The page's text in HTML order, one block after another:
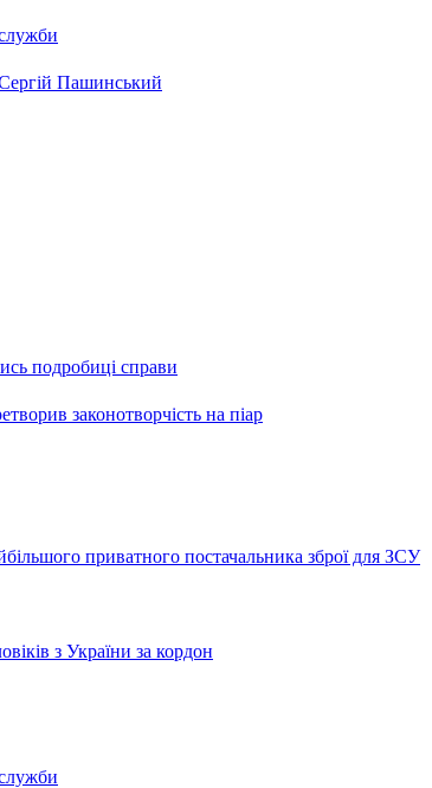
Пашинський
подробиці справи
законотворчість на піар
приватного постачальника зброї для ЗСУ
з України за кордон